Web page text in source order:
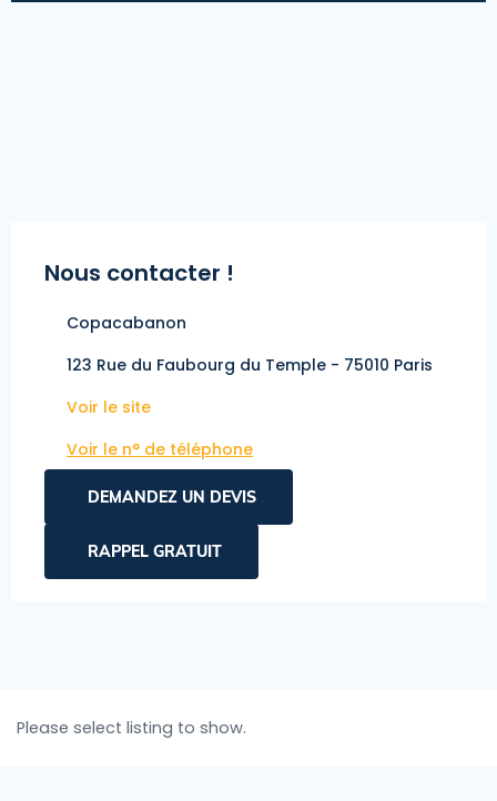
Nous contacter !
Copacabanon
123 Rue du Faubourg du Temple - 75010 Paris
Voir le site
Voir le n° de téléphone
DEMANDEZ UN DEVIS
RAPPEL GRATUIT
Please select listing to show.